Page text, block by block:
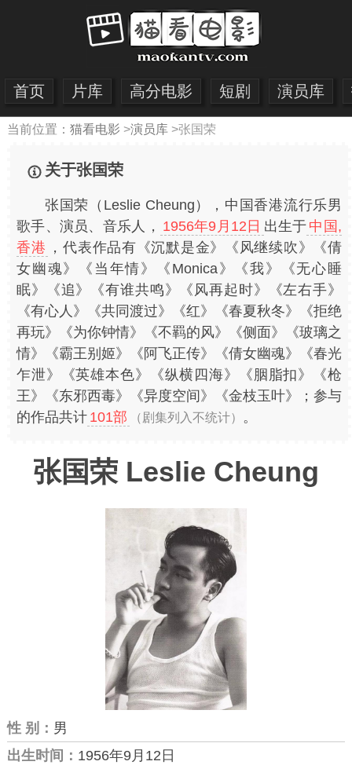
首页 片库 高分电影 短剧 演员库
当前位置： 猫看电影 >演员库>张国荣
关于张国荣
张国荣（Leslie Cheung），中国香港流行乐男
歌手、演员、音乐人， 1956年9月12日 出生于 中国,
香港 ，代表作品有《沉默是金》《风继续吹》《倩
女幽魂》《当年情》《Monica》《我》《无心睡
眠》《追》《有谁共鸣》《风再起时》《左右手》
《有心人》《共同渡过》《红》《春夏秋冬》《拒绝
再玩》《为你钟情》《不羁的风》《侧面》《玻璃之
情》《霸王别姬》《阿飞正传》《倩女幽魂》《春光
乍泄》《英雄本色》《纵横四海》《胭脂扣》《枪
王》《东邪西毒》《异度空间》《金枝玉叶》；参与
的作品共计 101部 （剧集列入不统计） 。
张国荣 Leslie Cheung
性 别： 男
出生时间： 1956年9月12日